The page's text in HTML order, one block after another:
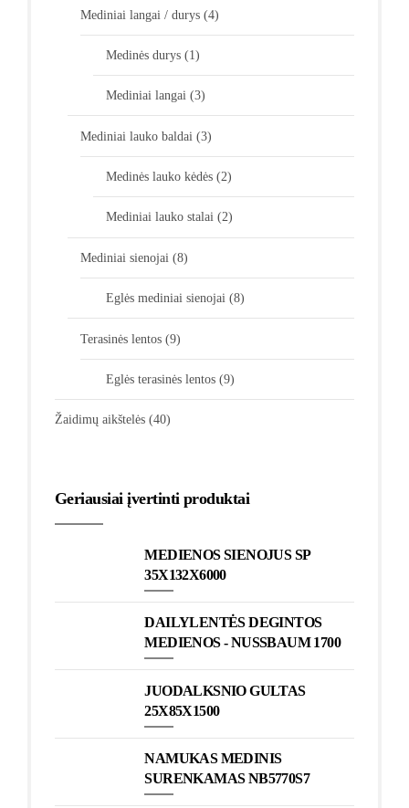
Mediniai langai / durys (4)
Medinės durys (1)
Mediniai langai (3)
Mediniai lauko baldai (3)
Medinės lauko kėdės (2)
Mediniai lauko stalai (2)
Mediniai sienojai (8)
Eglės mediniai sienojai (8)
Terasinės lentos (9)
Eglės terasinės lentos (9)
Žaidimų aikštelės (40)
Geriausiai įvertinti produktai
MEDIENOS SIENOJUS SP
35X132X6000
DAILYLENTĖS DEGINTOS
MEDIENOS - NUSSBAUM 1700
JUODALKSNIO GULTAS
25X85X1500
NAMUKAS MEDINIS
SURENKAMAS NB5770S7